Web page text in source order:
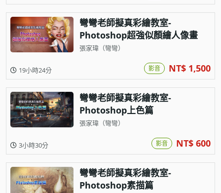
彎彎老師擬真彩繪教室-
Photoshop超強似顏繪人像畫
張家瑋（彎彎）
19小時24分 影音 NT$ 1,500
彎彎老師擬真彩繪教室-
Photoshop上色篇
張家瑋（彎彎）
3小時30分 影音 NT$ 600
彎彎老師擬真彩繪教室-
Photoshop素描篇